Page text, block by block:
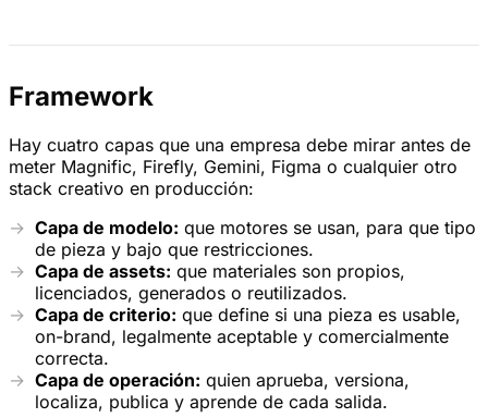
Framework
Hay cuatro capas que una empresa debe mirar antes de
meter Magnific, Firefly, Gemini, Figma o cualquier otro
stack creativo en producción:
Capa de modelo: que motores se usan, para que tipo
de pieza y bajo que restricciones.
Capa de assets: que materiales son propios,
licenciados, generados o reutilizados.
Capa de criterio: que define si una pieza es usable,
on-brand, legalmente aceptable y comercialmente
correcta.
Capa de operación: quien aprueba, versiona,
localiza, publica y aprende de cada salida.